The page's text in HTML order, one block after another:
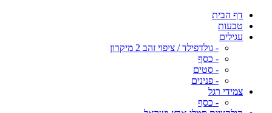
דף הבית
טבעות
עגילים
- גולדפילד / ציפוי זהב 2 מיקרון
- כסף
- סטים
- פנינים
צמידי רגל
- כסף